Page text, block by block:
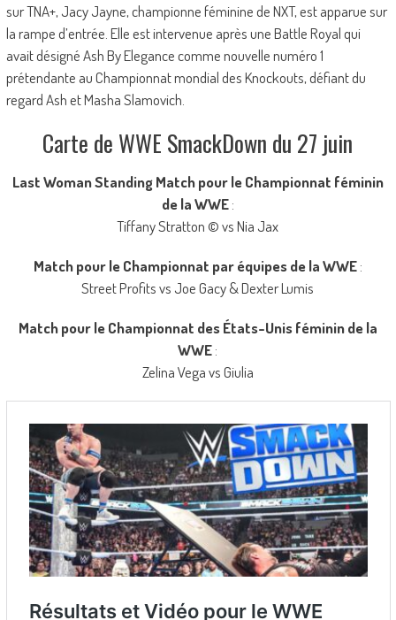
sur TNA+, Jacy Jayne, championne féminine de NXT, est apparue sur
la rampe d’entrée. Elle est intervenue après une Battle Royal qui
avait désigné Ash By Elegance comme nouvelle numéro 1
prétendante au Championnat mondial des Knockouts, défiant du
regard Ash et Masha Slamovich.
Carte de WWE SmackDown du 27 juin
Last Woman Standing Match pour le Championnat féminin
de la WWE:
Tiffany Stratton © vs Nia Jax
Match pour le Championnat par équipes de la WWE:
Street Profits vs Joe Gacy & Dexter Lumis
Match pour le Championnat des États-Unis féminin de la
WWE:
Zelina Vega vs Giulia